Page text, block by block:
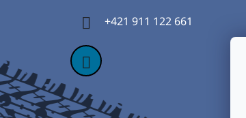
+421 911 122 661